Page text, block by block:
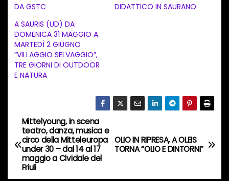
t
o
i
n
r
s
o
…
DA GSTC
DIDATTICO IN SAURANO
A SAURIS (UD) DA
DOMENICA 31 MAGGIO A
MARTEDÌ 2 GIUGNO
“VILLAGGIO SELVAGGIO”,
TRE GIORNI DI OUTDOOR
E NATURA
N
a
v
OLIO IN RIPRESA, A OLEIS
TORNA “OLIO E DINTORNI”
Mittelyoung, in scena
teatro, danza, musica e
circo della Mitteleuropa
under 30 – dal 14 al 17
maggio a Cividale del
Friuli